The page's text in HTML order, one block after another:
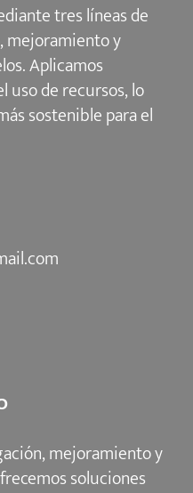
tres líneas de
mejoramiento y
Aplicamos
uso de recursos, lo
sostenible para el
mejoramiento y
soluciones